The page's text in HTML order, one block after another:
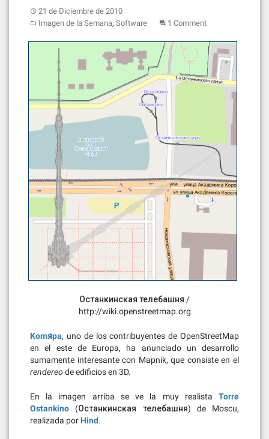
21 de Diciembre de 2010
Imagen de la Semana, Software 1 Comment
Останкинская телебашня /
http://wiki.openstreetmap.org
Komяpa, uno de los contribuyentes de OpenStreetMap
en el este de Europa, ha anunciado un desarrollo
sumamente interesante con Mapnik, que consiste en el
rendereo de edificios en 3D.
En la imagen arriba se ve la muy realista Torre
Ostankino (Останкинская телебашня) de Moscu,
realizada por Hind.